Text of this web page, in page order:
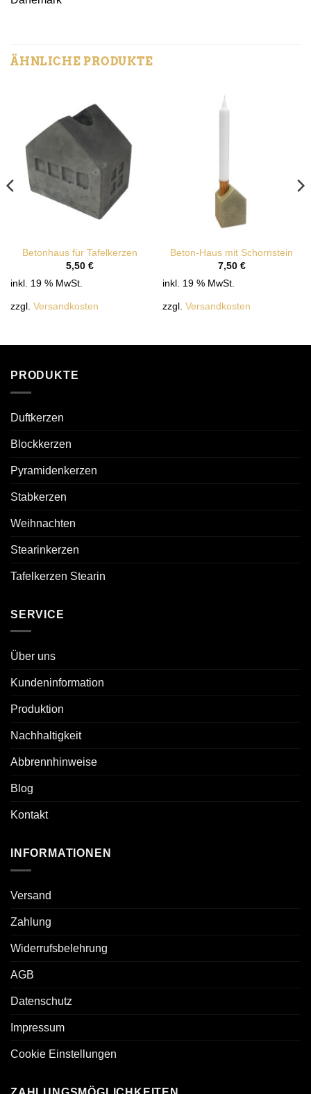
ÄHNLICHE PRODUKTE
Betonhaus für Tafelkerzen
5,50 €
inkl. 19 % MwSt.
zzgl. Versandkosten
Beton-Haus mit Schornstein
7,50 €
inkl. 19 % MwSt.
zzgl. Versandkosten
PRODUKTE
Duftkerzen
Blockkerzen
Pyramidenkerzen
Stabkerzen
Weihnachten
Stearinkerzen
Tafelkerzen Stearin
SERVICE
Über uns
Kundeninformation
Produktion
Nachhaltigkeit
Abbrennhinweise
Blog
Kontakt
INFORMATIONEN
Versand
Zahlung
Widerrufsbelehrung
AGB
Datenschutz
Impressum
Cookie Einstellungen